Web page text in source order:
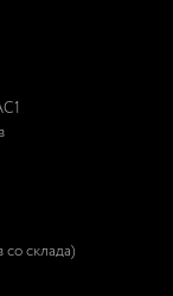
со склада)